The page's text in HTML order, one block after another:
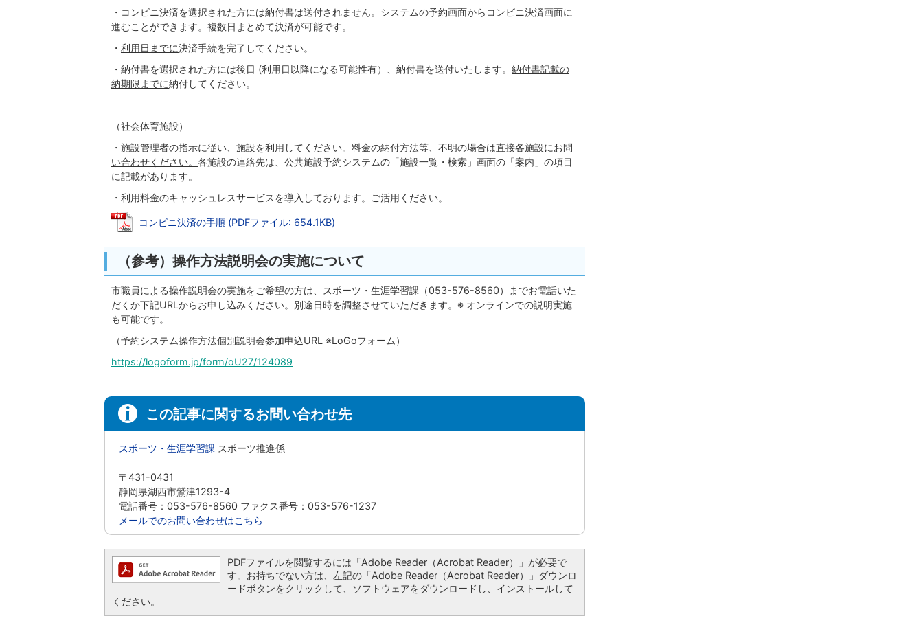
・コンビニ決済を選択された方には納付書は送付されません。システムの予約画面からコンビニ決済画面に
進むことができます。複数日まとめて決済が可能です。
・ 利用日までに決済手続を完了してください。
・納付書を選択された方には後日 (利用日以降になる可能性有）、納付書を送付いたします。 納付書記載の
納期限までに納付してください。
（社会体育施設）
・施設管理者の指示に従い、施設を利用してください。 料金の納付方法等、不明の場合は直接各施設にお問
い合わせください。 各施設の連絡先は、公共施設予約システムの「施設一覧・検索」画面の「案内」の項目
に記載があります。
・利用料金のキャッシュレスサービスを導入しております。ご活用ください。
コンビニ決済の手順 (PDFファイル: 654.1KB)
（参考）操作方法説明会の実施について
市職員による操作説明会の実施をご希望の方は、スポーツ・生涯学習課（053-576-8560）までお電話いた
だくか下記URLからお申し込みください。別途日時を調整させていただきます。※ オンラインでの説明実施
も可能です。
（予約システム操作方法個別説明会参加申込URL ※LoGoフォーム）
https://logoform.jp/form/oU27/124089
この記事に関するお問い合わせ先
スポーツ・生涯学習課 スポーツ推進係
〒431-0431
静岡県湖西市鷲津1293-4
電話番号：053-576-8560 ファクス番号：053-576-1237
メールでのお問い合わせはこちら
PDFファイルを閲覧するには「Adobe Reader（Acrobat Reader）」が必要で
す。お持ちでない方は、左記の「Adobe Reader（Acrobat Reader）」ダウンロ
ードボタンをクリックして、ソフトウェアをダウンロードし、インストールして
ください。